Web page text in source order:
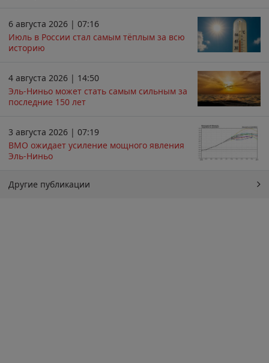
6 августа 2026 | 07:16
Июль в России стал самым тёплым за всю
историю
4 августа 2026 | 14:50
Эль-Ниньо может стать самым сильным за
последние 150 лет
3 августа 2026 | 07:19
ВМО ожидает усиление мощного явления
Эль-Ниньо
Другие публикации